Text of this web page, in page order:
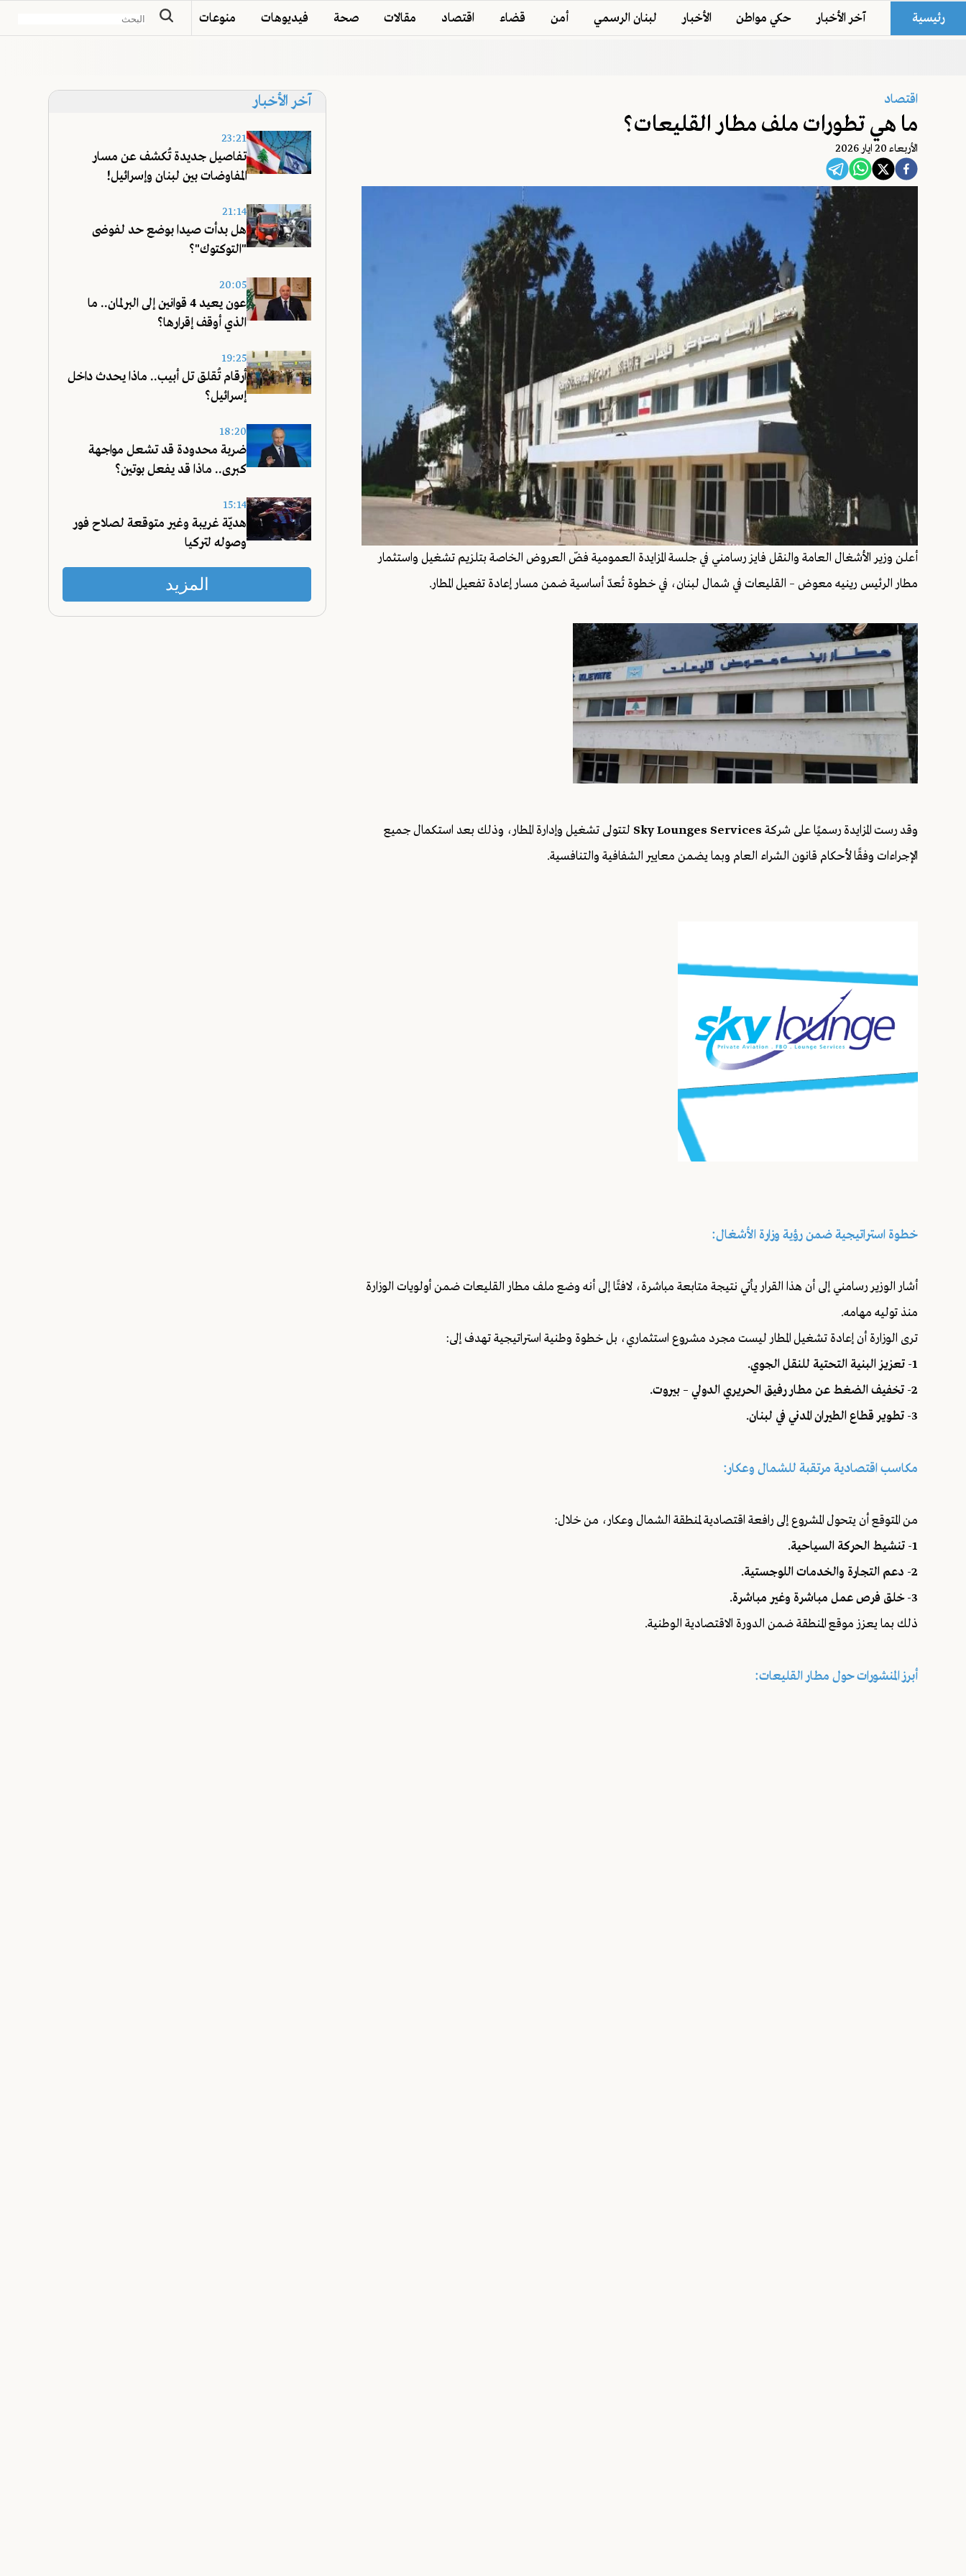
رئيسية آخر الأخبار حكي مواطن الأخبار لبنان الرسمي أمن قضاء اقتصاد مقالات صحة فيديوهات منوعات
اقتصاد
ما هي تطورات ملف مطار القليعات؟
اﻷربعاء 20 ايار 2026
أعلن وزير الأشغال العامة والنقل فايز رسامني في جلسة المزايدة العمومية فضّ العروض الخاصة بتلزيم تشغيل واستثمار
مطار الرئيس رينيه معوض – القليعات في شمال لبنان، في خطوة تُعدّ أساسية ضمن مسار إعادة تفعيل المطار.
وقد رست المزايدة رسميًا على شركة Sky Lounges Services لتتولى تشغيل وإدارة المطار، وذلك بعد استكمال جميع
الإجراءات وفقًا لأحكام قانون الشراء العام وبما يضمن معايير الشفافية والتنافسية.
خطوة استراتيجية ضمن رؤية وزارة الأشغال:
أشار الوزير رسامني إلى أن هذا القرار يأتي نتيجة متابعة مباشرة، لافتًا إلى أنه وضع ملف مطار القليعات ضمن أولويات الوزارة
منذ توليه مهامه.
ترى الوزارة أن إعادة تشغيل المطار ليست مجرد مشروع استثماري، بل خطوة وطنية استراتيجية تهدف إلى:
1- تعزيز البنية التحتية للنقل الجوي.
2- تخفيف الضغط عن مطار رفيق الحريري الدولي – بيروت.
3- تطوير قطاع الطيران المدني في لبنان.
مكاسب اقتصادية مرتقبة للشمال وعكار:
من المتوقع أن يتحول المشروع إلى رافعة اقتصادية لمنطقة الشمال وعكار، من خلال:
1- تنشيط الحركة السياحية.
2- دعم التجارة والخدمات اللوجستية.
3- خلق فرص عمل مباشرة وغير مباشرة.
ذلك بما يعزز موقع المنطقة ضمن الدورة الاقتصادية الوطنية.
أبرز المنشورات حول مطار القليعات:
آخر الأخبار
23:21
تفاصيل جديدة تُكشف عن مسار
المفاوضات بين لبنان وإسرائيل!
21:14
هل بدأت صيدا بوضع حد لفوضى
"التوكتوك"؟
20:05
عون يعيد 4 قوانين إلى البرلمان.. ما
الذي أوقف إقرارها؟
19:25
أرقام تُقلق تل أبيب.. ماذا يحدث داخل
إسرائيل؟
18:20
ضربة محدودة قد تشعل مواجهة
كبرى.. ماذا قد يفعل بوتين؟
15:14
هديّة غريبة وغير متوقعة لصلاح فور
وصوله لتركيا
المزيد